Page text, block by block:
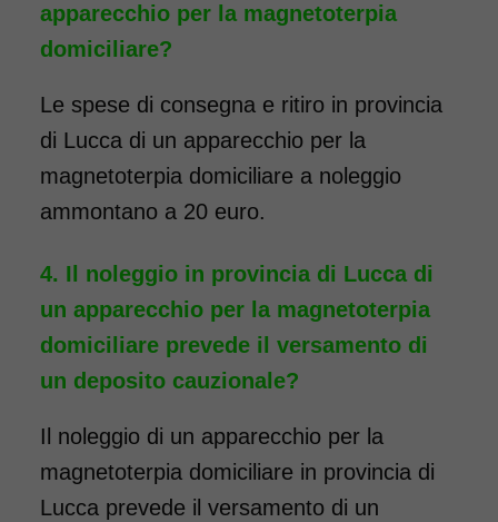
apparecchio per la magnetoterpia
domiciliare?
Le spese di consegna e ritiro in provincia
di Lucca di un apparecchio per la
magnetoterpia domiciliare a noleggio
ammontano a 20 euro.
Il noleggio in provincia di Lucca di
un apparecchio per la magnetoterpia
domiciliare prevede il versamento di
un deposito cauzionale?
Il noleggio di un apparecchio per la
magnetoterpia domiciliare in provincia di
Lucca prevede il versamento di un